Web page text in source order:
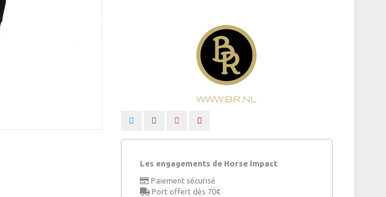
Les engagements de Horse Impact
Paiement sécurisé
Port offert dès 70€